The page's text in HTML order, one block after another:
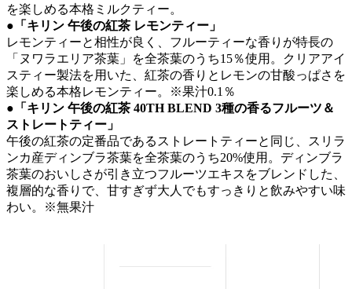
を楽しめる本格ミルクティー。
●「キリン 午後の紅茶 レモンティー」
レモンティーと相性が良く、フルーティーな香りが特長の
「ヌワラエリア茶葉」を全茶葉のうち15％使用。クリアアイ
スティー製法を用いた、紅茶の香りとレモンの甘酸っぱさを
楽しめる本格レモンティー。※果汁0.1％
●「キリン 午後の紅茶 40TH BLEND 3種の香るフルーツ＆
ストレートティー」
午後の紅茶の定番品であるストレートティーと同じ、スリラ
ンカ産ディンブラ茶葉を全茶葉のうち20%使用。ディンブラ
茶葉のおいしさが引き立つフルーツエキスをブレンドした、
複層的な香りで、甘すぎず大人でもすっきりと飲みやすい味
わい。※無果汁